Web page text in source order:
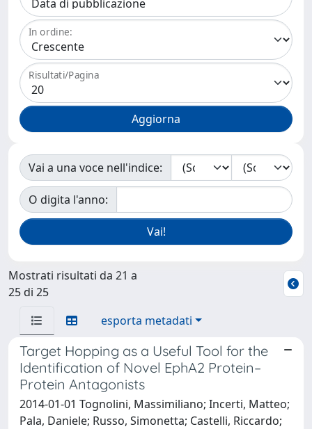
In ordine:
Risultati/Pagina
Vai a una voce nell'indice:
O digita l'anno:
Mostrati risultati da 21 a
25 di 25
esporta metadati
Target Hopping as a Useful Tool for the
Identification of Novel EphA2 Protein–
Protein Antagonists
2014-01-01 Tognolini, Massimiliano; Incerti, Matteo;
Pala, Daniele; Russo, Simonetta; Castelli, Riccardo;